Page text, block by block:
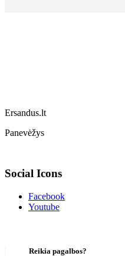
Ersandus.lt
Panevėžys
Social Icons
Facebook
Youtube
Reikia pagalbos?